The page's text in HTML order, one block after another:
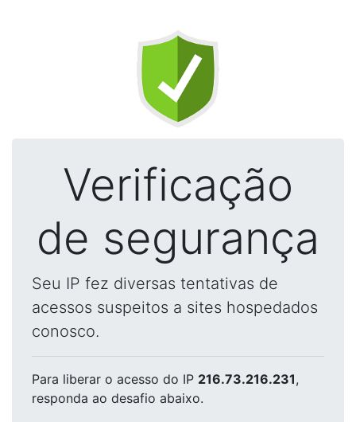
Verificação
de segurança
Seu IP fez diversas tentativas de
acessos suspeitos a sites hospedados
conosco.
Para liberar o acesso do IP 216.73.216.231,
responda ao desafio abaixo.